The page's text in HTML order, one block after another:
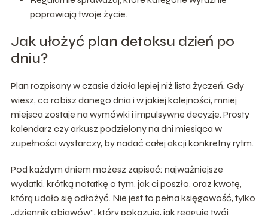
poprawiają twoje życie.
Jak ułożyć plan detoksu dzień po
dniu?
Plan rozpisany w czasie działa lepiej niż lista życzeń. Gdy
wiesz, co robisz danego dnia i w jakiej kolejności, mniej
miejsca zostaje na wymówki i impulsywne decyzje. Prosty
kalendarz czy arkusz podzielony na dni miesiąca w
zupełności wystarczy, by nadać całej akcji konkretny rytm.
Pod każdym dniem możesz zapisać: najważniejsze
wydatki, krótką notatkę o tym, jak ci poszło, oraz kwotę,
którą udało się odłożyć. Nie jest to pełna księgowość, tylko
„dziennik objawów”, który pokazuje, jak reaguje twój